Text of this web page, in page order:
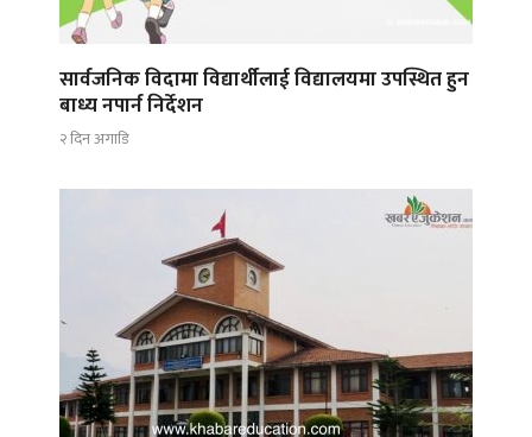
सार्वजनिक विदामा विद्यार्थीलाई विद्यालयमा उपस्थित हुन
बाध्य नपार्न निर्देशन
२ दिन अगाडि